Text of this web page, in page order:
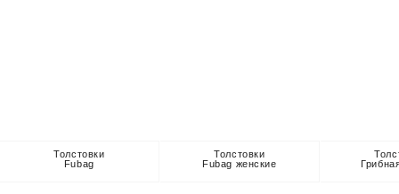
Толстовки
Fubag
Толстовки
Fubag женские